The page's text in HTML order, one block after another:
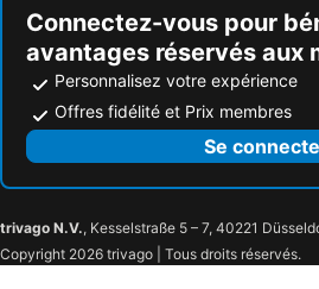
Connectez-vous pour
avantages réservés aux
Personnalisez votre expérience
Offres fidélité et Prix membres
Se
trivago N.V., Kesselstraße 5 – 7, 40221
Copyright 2026 trivago | Tous droits réservés.